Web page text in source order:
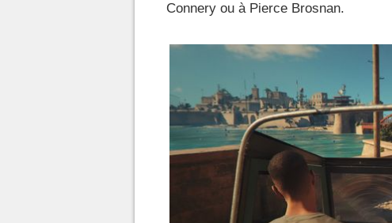
Connery ou à Pierce Brosnan.